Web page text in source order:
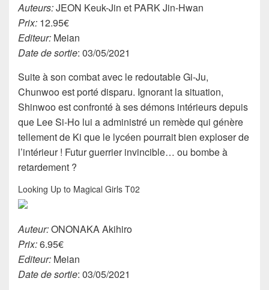
Auteurs:JEON Keuk-Jin et PARK Jin-Hwan
Prix: 12.95€
Editeur: Meian
Date de sortie: 03/05/2021
Suite à son combat avec le redoutable Gi-Ju,
Chunwoo est porté disparu. Ignorant la situation,
Shinwoo est confronté à ses démons intérieurs depuis
que Lee Si-Ho lui a administré un remède qui génère
tellement de Ki que le lycéen pourrait bien exploser de
l’intérieur ! Futur guerrier invincible… ou bombe à
retardement ?
Looking Up to Magical Girls T02
Auteur:ONONAKA Akihiro
Prix:6.95€
Editeur: Meian
Date de sortie: 03/05/2021